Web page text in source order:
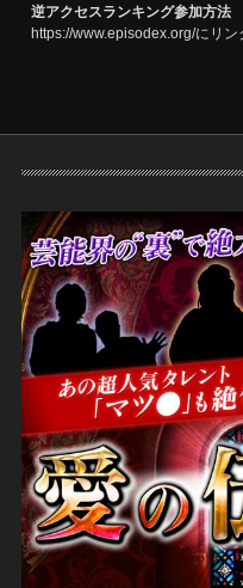
逆アクセスランキング参加方法
https://www.episodex.org/にリン